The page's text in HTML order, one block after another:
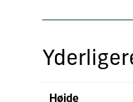
Højde